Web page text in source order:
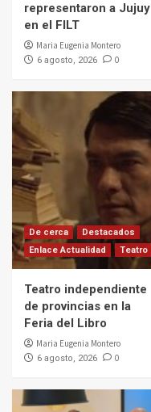
representaron a Jujuy
en el FILT
Maria Eugenia Montero
6 agosto, 2026 0
De cerca
Destacados
Enlace Actualidad
Teatro
Teatro independiente
de provincias en la
Feria del Libro
Maria Eugenia Montero
6 agosto, 2026 0